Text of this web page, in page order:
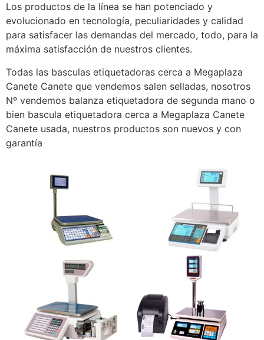
Los productos de la línea se han potenciado y
evolucionado en tecnología, peculiaridades y calidad
para satisfacer las demandas del mercado, todo, para la
máxima satisfacción de nuestros clientes.
Todas las basculas etiquetadoras cerca a Megaplaza
Canete Canete que vendemos salen selladas, nosotros
Nº vendemos balanza etiquetadora de segunda mano o
bien bascula etiquetadora cerca a Megaplaza Canete
Canete usada, nuestros productos son nuevos y con
garantía